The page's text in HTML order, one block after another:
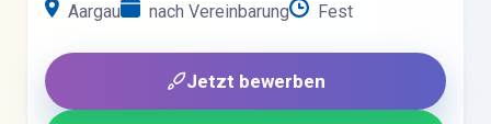
Aargau nach Vereinbarung Fest
Jetzt bewerben